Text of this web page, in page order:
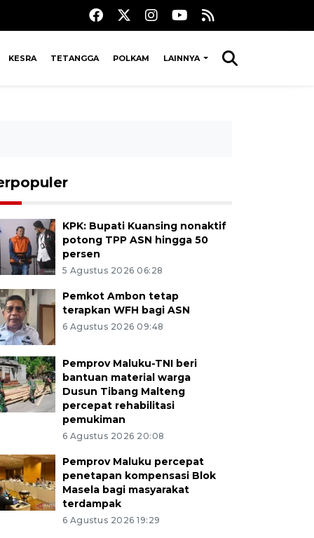
KESRA TETANGGA POLKAM LAINNYA
KPK: Bupati Kuansing nonaktif
potong TPP ASN hingga 50
persen
5 Agustus 2026 06:28
Pemkot Ambon tetap
terapkan WFH bagi ASN
6 Agustus 2026 09:48
Pemprov Maluku-TNI beri
bantuan material warga
Dusun Tibang Malteng
percepat rehabilitasi
pemukiman
6 Agustus 2026 20:08
Pemprov Maluku percepat
penetapan kompensasi Blok
Masela bagi masyarakat
terdampak
6 Agustus 2026 19:29